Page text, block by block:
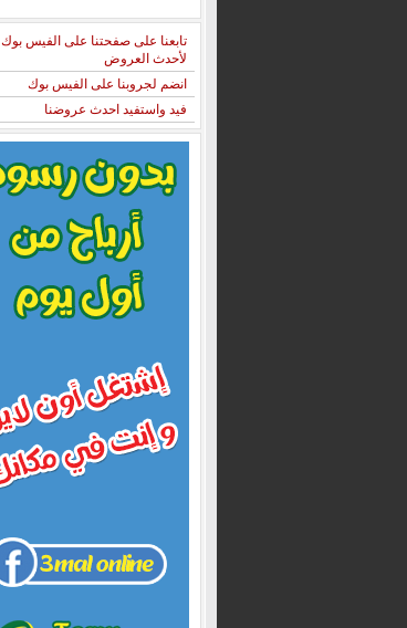
تابعنا على صفحتنا على الفيس بوك
لأحدث العروض
انضم لجروبنا على الفيس بوك
فيد واستفيد احدث عروضنا